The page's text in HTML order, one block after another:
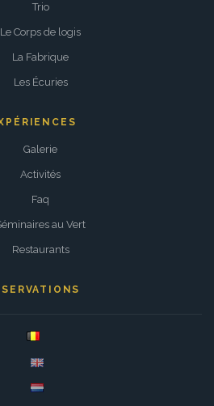
Trio
Le Corps de logis
La Fabrique
Les Écuries
Galerie
Activités
Faq
au Vert
Restaurants